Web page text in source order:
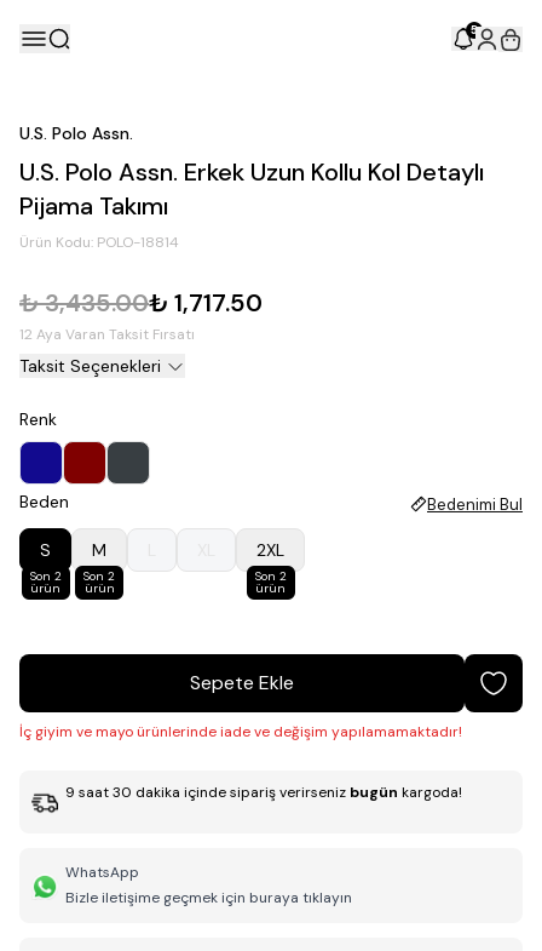
5
U.S. Polo Assn.
U.S. Polo Assn. Erkek Uzun Kollu Kol Detaylı
Pijama Takımı
Ürün Kodu: POLO-18814
₺ 3,435.00₺ 1,717.50
12 Aya Varan Taksit Fırsatı
Taksit Seçenekleri
Renk
Beden Bedenimi Bul
S
Son 2
ürün
M
Son 2
ürün
2XL
Son 2
ürün
Sepete Ekle
İç giyim ve mayo ürünlerinde iade ve değişim yapılamamaktadır!
9 saat30 dakika içinde sipariş verirseniz bugün kargoda!
WhatsApp
Bizle iletişime geçmek için buraya tıklayın